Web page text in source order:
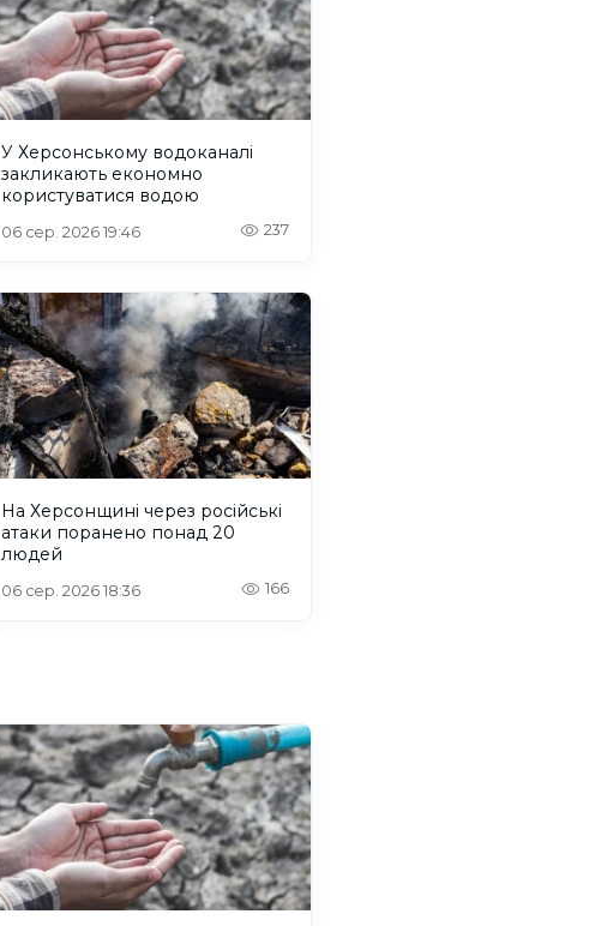
У Херсонському водоканалі
закликають економно
користуватися водою
06 сер. 2026 19:46 237
На Херсонщині через російські
атаки поранено понад 20
людей
06 сер. 2026 18:36 166